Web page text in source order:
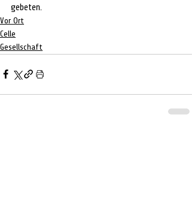
gebeten.
Vor Ort
Celle
Gesellschaft